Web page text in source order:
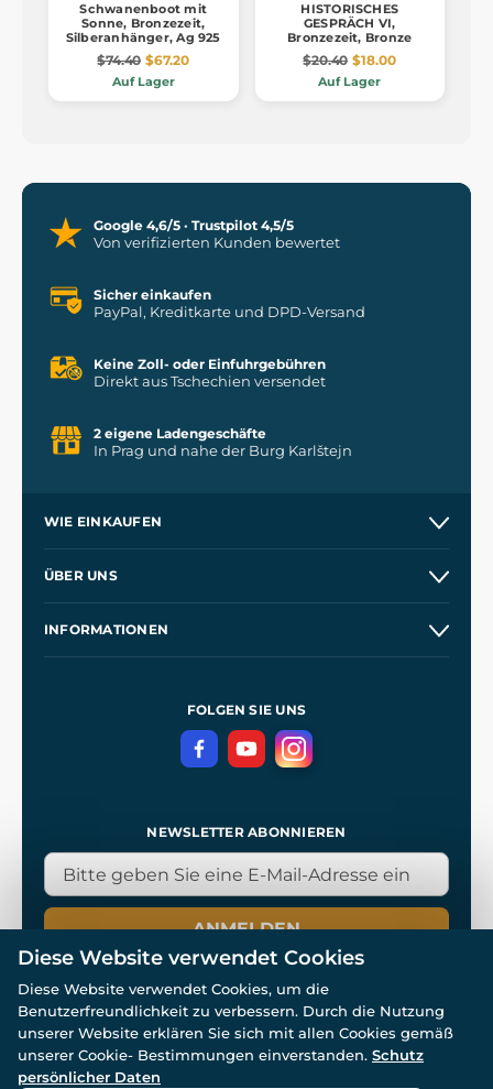
Schwanenboot mit
Sonne, Bronzezeit,
Silberanhänger, Ag 925
$74.40 $67.20
Auf Lager
HISTORISCHES
GESPRÄCH VI,
Bronzezeit, Bronze
$20.40 $18.00
Auf Lager
Google 4,6/5 · Trustpilot 4,5/5
Von verifizierten Kunden bewertet
Sicher einkaufen
PayPal, Kreditkarte und DPD-Versand
Keine Zoll- oder Einfuhrgebühren
Direkt aus Tschechien versendet
2 eigene Ladengeschäfte
In Prag und nahe der Burg Karlštejn
WIE EINKAUFEN
Kontakt
ÜBER UNS
INFORMATIONEN
DatenschutzerklärungFOLGEN SIE UNS
NEWSLETTER ABONNIEREN
ANMELDEN
© Alle Rechte vorbehalten. www.wulflund.de 2007-2026.
Powered by
Diese Website verwendet Cookies
Diese Website verwendet Cookies, um die
Benutzerfreundlichkeit zu verbessern. Durch die Nutzung
unserer Website erklären Sie sich mit allen Cookies gemäß
unserer Cookie- Bestimmungen einverstanden. Schutz
persönlicher Daten